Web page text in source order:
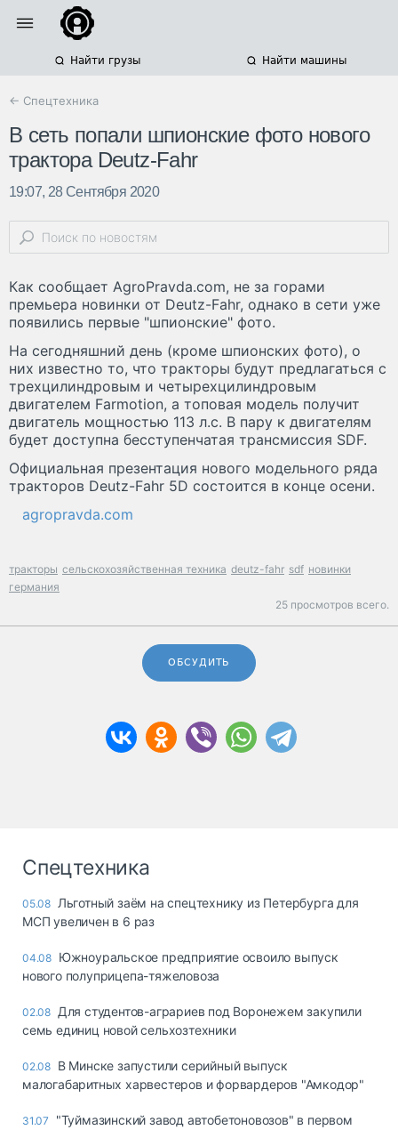
Найти грузы Найти машины
← Спецтехника
В сеть попали шпионские фото нового
трактора Deutz-Fahr
19:07, 28 Сентября 2020
Как сообщает AgroPravda.com, не за горами
премьера новинки от Deutz-Fahr, однако в сети уже
появились первые "шпионские" фото.
На сегодняшний день (кроме шпионских фото), о
них известно то, что тракторы будут предлагаться с
трехцилиндровым и четырехцилиндровым
двигателем Farmotion, а топовая модель получит
двигатель мощностью 113 л.с. В пару к двигателям
будет доступна бесступенчатая трансмиссия SDF.
Официальная презентация нового модельного ряда
тракторов Deutz-Fahr 5D состоится в конце осени.
agropravda.com
тракторы сельскохозяйственная техника deutz-fahr sdf новинки
германия
25 просмотров всего.
ОБСУДИТЬ
Спецтехника
05.08 Льготный заём на спецтехнику из Петербурга для
МСП увеличен в 6 раз
04.08 Южноуральское предприятие освоило выпуск
нового полуприцепа-тяжеловоза
02.08 Для студентов-аграриев под Воронежем закупили
семь единиц новой сельхозтехники
02.08 В Минске запустили серийный выпуск
малогабаритных харвестеров и форвардеров "Амкодор"
31.07
"Туймазинский завод автобетоновозов" в первом